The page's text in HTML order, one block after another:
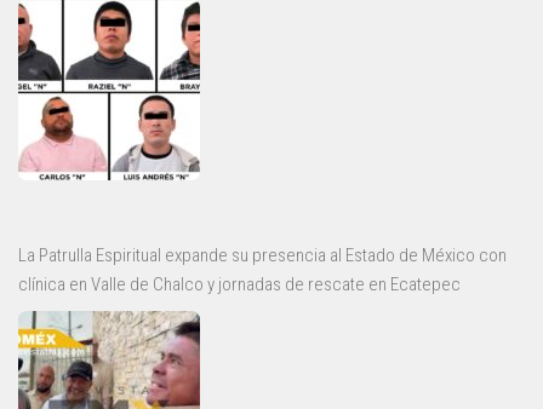
La Patrulla Espiritual expande su presencia al Estado de México con
clínica en Valle de Chalco y jornadas de rescate en Ecatepec